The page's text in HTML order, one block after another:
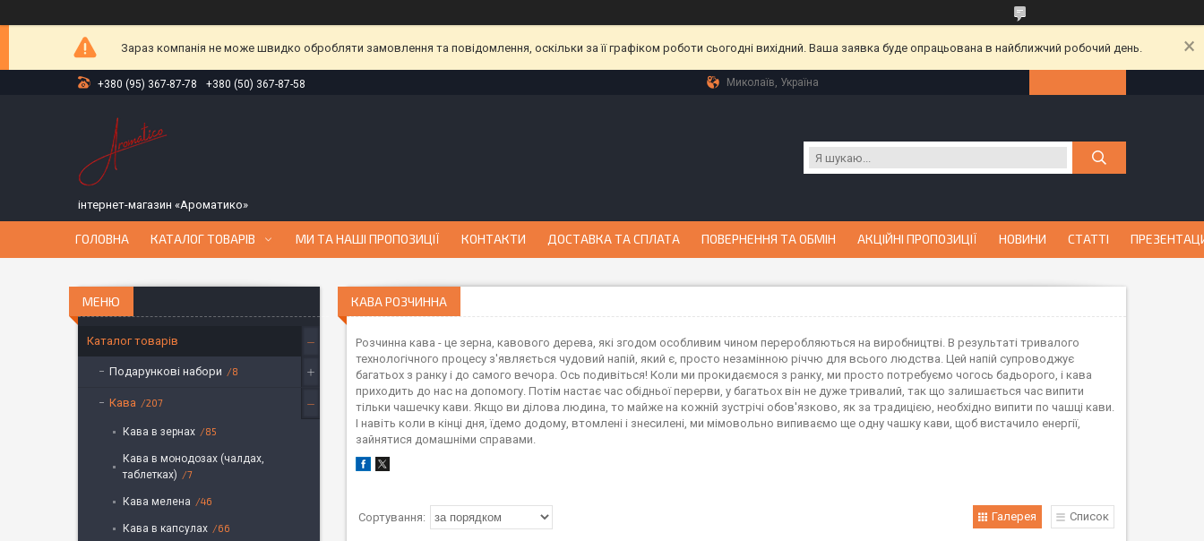
Зараз компанія не може швидко обробляти замовлення та повідомлення, оскільки за її графіком роботи сьогодні вихідний. Ваша заявка буде опрацьована в найближчий робочий день.
+380 (95) 367-87-78 +380 (50) 367-87-58 Миколаїв, Україна
інтернет-магазин «Ароматико»
ГОЛОВНА КАТАЛОГ ТОВАРІВ МИ ТА НАШІ ПРОПОЗИЦІЇ КОНТАКТИ ДОСТАВКА ТА СПЛАТА ПОВЕРНЕННЯ ТА ОБМІН АКЦІЙНІ ПРОПОЗИЦІЇ НОВИНИ СТАТТІ
КАВА РОЗЧИННА
Розчинна кава - це зерна, кавового дерева, які згодом особливим чином переробляються на виробництві. В результаті тривалого
технологічного процесу з'являється чудовий напій, який є, просто незамінною річчю для всього людства. Цей напій супроводжує
багатьох з ранку і до самого вечора. Ось подивіться! Коли ми прокидаємося з ранку, ми просто потребуємо чогось бадьорого, і кава
приходить до нас на допомогу. Потім настає час обідньої перерви, у багатьох він не дуже тривалий, так що залишається час випити
тільки чашечку кави. Якщо ви ділова людина, то майже на кожній зустрічі обов'язково, як за традицією, необхідно випити по чашці кави.
І навіть коли в кінці дня, їдемо додому, втомлені і знесилені, ми мімовольно випиваємо ще одну чашку кави, щоб вистачило енергії,
зайнятися домашніми справами.
Галерея Список
Каталог товарів
Подарункові набори 8
Кава 207
Кава в зернах 85
Кава в монодозах (чалдах,
таблетках)
7
Кава мелена 46
Кава в капсулах 66